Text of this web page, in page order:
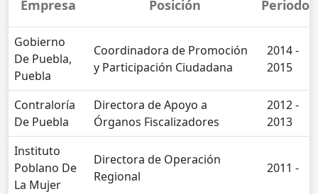
Empresa Posición Periodo
Gobierno
De Puebla,
Puebla
Coordinadora de Promoción
y Participación Ciudadana
2014 -
2015
Contraloría
De Puebla
Directora de Apoyo a
Órganos Fiscalizadores
2012 -
2013
Instituto
Poblano De
La Mujer
Directora de Operación
Regional
2011 -